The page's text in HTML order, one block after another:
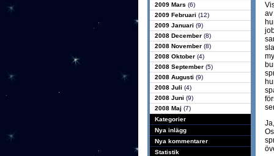
2009 Mars (6)
2009 Februari (12)
2009 Januari (9)
2008 December (8)
2008 November (8)
2008 Oktober (4)
2008 September (5)
2008 Augusti (9)
2008 Juli (4)
2008 Juni (9)
2008 Maj (7)
Kategorier
Nya inlägg
Nya kommentarer
Statistik